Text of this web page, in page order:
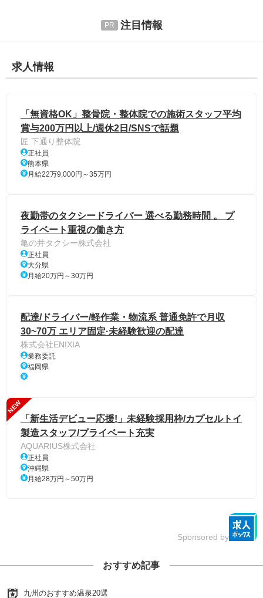
注目情報
求人情報
「無資格OK」整骨院・整体院での施術スタッフ平均
賞与200万円以上/週休2日/SNSで話題
匠 下通り整体院
正社員
熊本県
月給22万9,000円～35万円
夜勤帯のタクシードライバー 選べる勤務時間 。 プ
ライベート重視の働き方
亀の井タクシー株式会社
正社員
大分県
月給20万円～30万円
配達/ドライバー/軽作業・物流系 普通免許で月収
30~70万 エリア固定·未経験歓迎の配達
株式会社ENIXIA
業務委託
福岡県
NEW
「新生活デビュー応援!」未経験採用枠/カプセルトイ
製造スタッフ/プライベート充実
AQUARIUS株式会社
正社員
沖縄県
月給28万円～50万円
Sponsored by
おすすめ記事
九州のおすすめ温泉20選